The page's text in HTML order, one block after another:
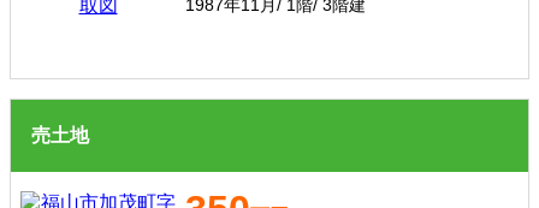
1987年11月/ 1階/ 3階建
売土地